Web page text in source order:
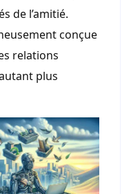
de l’amitié.
conçue
relations
plus